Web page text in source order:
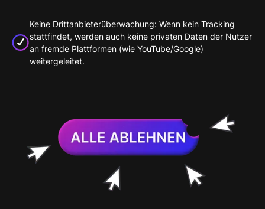
Keine Drittanbieterüberwachung: Wenn kein Tracking
stattfindet, werden auch keine privaten Daten der Nutzer
an fremde Plattformen (wie YouTube/Google)
weitergeleitet.